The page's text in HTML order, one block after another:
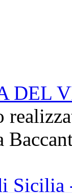
DEL
Sicilia